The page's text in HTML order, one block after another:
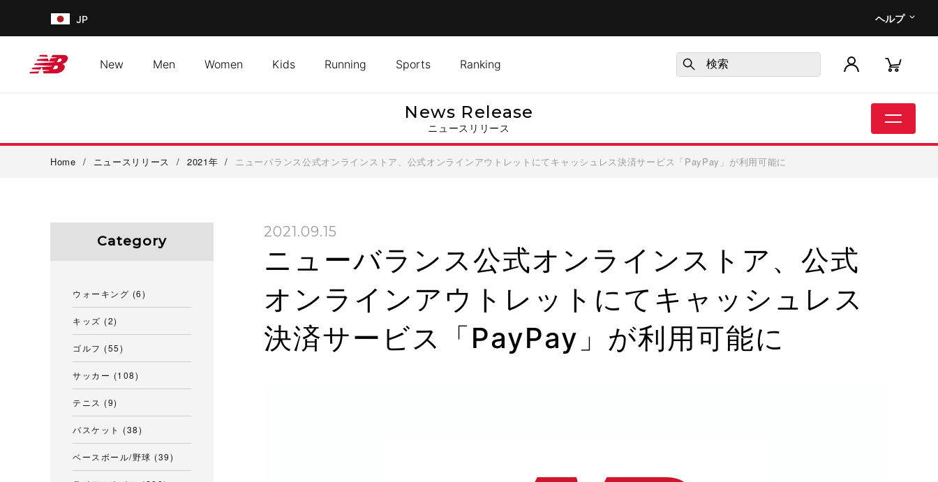
JP ヘルプ
New Men Women Kids Running Sports Ranking
News Release
ニュースリリース
Home / ニュースリリース / 2021年 / ニューバランス公式オンラインストア、公式オンラインアウトレットにてキャッシュレス決済サービス「PayPay」が利用可能に
2021.09.15
ニューバランス公式オンラインストア、公式
オンラインアウトレットにてキャッシュレス
決済サービス「PayPay」が利用可能に
Category
ウォーキング (6)
キッズ (2)
ゴルフ (55)
サッカー (108)
テニス (9)
バスケット (38)
ベースボール/野球 (39)